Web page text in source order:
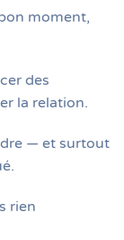
moment,
des
la relation.
— et surtout
rien